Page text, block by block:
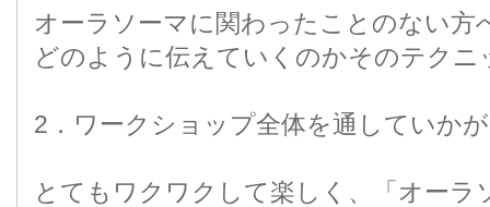
オーラソーマに関わったことのない方
どのように伝えていくのかそのテクニ
2．ワークショップ全体を通していか
とてもワクワクして楽しく、「オーラ